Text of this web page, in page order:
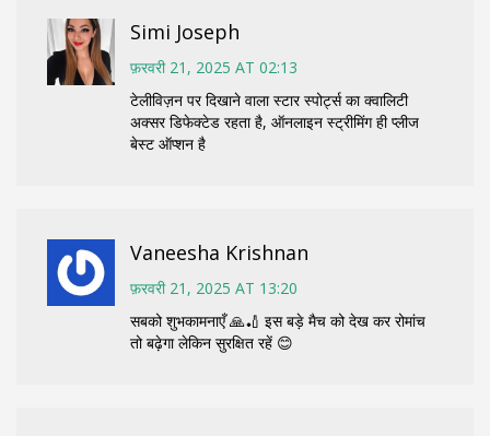
Simi Joseph
फ़रवरी 21, 2025 AT 02:13
टेलीविज़न पर दिखाने वाला स्टार स्पोर्ट्स का क्वालिटी
अक्सर डिफेक्टेड रहता है, ऑनलाइन स्ट्रीमिंग ही प्लीज
बेस्ट ऑप्शन है
Vaneesha Krishnan
फ़रवरी 21, 2025 AT 13:20
सबको शुभकामनाएँ 🙏🏏 इस बड़े मैच को देख कर रोमांच
तो बढ़ेगा लेकिन सुरक्षित रहें 😊